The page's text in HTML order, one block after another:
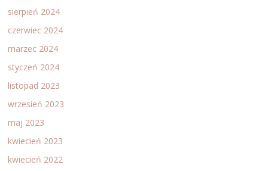
sierpień 2024
czerwiec 2024
marzec 2024
styczeń 2024
listopad 2023
wrzesień 2023
maj 2023
kwiecień 2023
kwiecień 2022